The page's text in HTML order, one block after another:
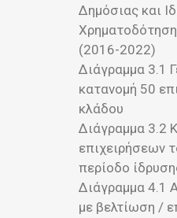
Δημόσιας και
(2016-2022)
Διάγραμμα 3.1
κατανομή 50
κλάδου
Διάγραμμα 3.2
επιχειρήσεων
περίοδο
Διάγραμμα 4.1
με βελτίωση /